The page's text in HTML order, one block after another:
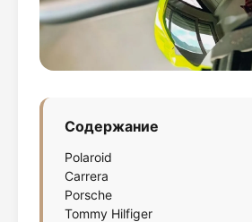
Содержание
Polaroid
Carrera
Porsche
Tommy Hilfiger